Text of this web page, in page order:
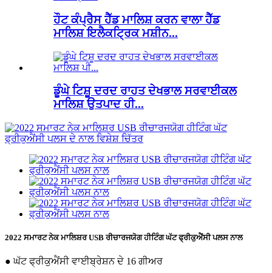
ਹੌਟ ਕੰਪ੍ਰੈਸ ਹੈੱਡ ਮਾਲਿਸ਼ ਕਰਨ ਵਾਲਾ ਹੈੱਡ
ਮਾਲਿਸ਼ ਇਲੈਕਟ੍ਰਿਕ ਮਸ਼ੀਨ...
ਡੂੰਘੇ ਟਿਸ਼ੂ ਦਰਦ ਰਾਹਤ ਦੇਖਭਾਲ ਸਰਵਾਈਕਲ
ਮਾਲਿਸ਼ ਉਤਪਾਦ ਹੀ...
2022 ਸਮਾਰਟ ਨੇਕ ਮਾਲਿਸ਼ਰ USB ਰੀਚਾਰਜਯੋਗ ਹੀਟਿੰਗ ਘੱਟ ਫ੍ਰੀਕੁਐਂਸੀ ਪਲਸ ਨਾਲ
● ਘੱਟ ਫ੍ਰੀਕੁਐਂਸੀ ਵਾਈਬ੍ਰੇਸ਼ਨ ਦੇ 16 ਗੀਅਰ